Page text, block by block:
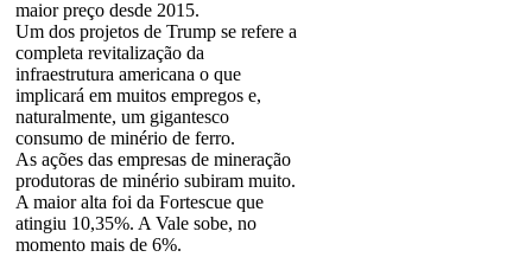
maior preço desde 2015.
Um dos projetos de Trump se refere a
completa revitalização da
infraestrutura americana o que
implicará em muitos empregos e,
naturalmente, um gigantesco
consumo de minério de ferro.
As ações das empresas de mineração
produtoras de minério subiram muito.
A maior alta foi da Fortescue que
atingiu 10,35%. A Vale sobe, no
momento mais de 6%.